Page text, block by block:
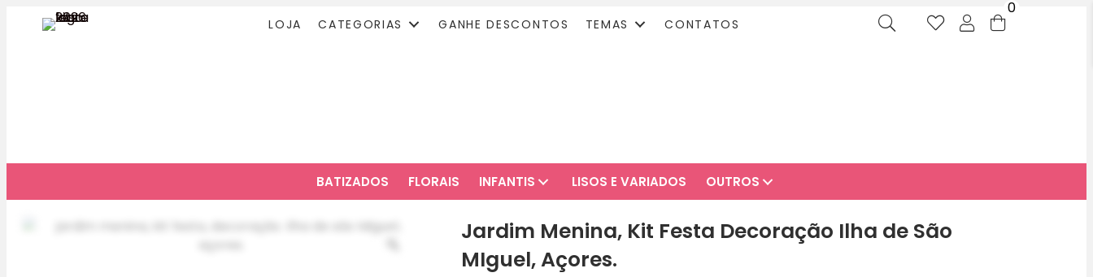
LOJA CATEGORIAS GANHE DESCONTOS TEMAS CONTATOS
0
BATIZADOS FLORAIS INFANTIS LISOS E VARIADOS OUTROS
Jardim Menina, Kit Festa Decoração Ilha de São
MIguel, Açores.